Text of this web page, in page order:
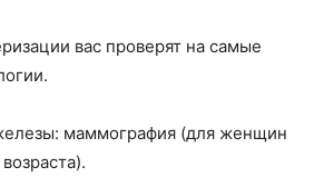
вас проверят на самые
маммография (для женщин